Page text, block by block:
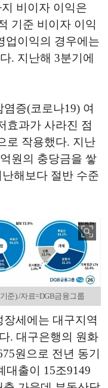
비이자 이익은
기준 비이자 이익
업이익의 경우에는
. 지난해 3분기에
증(코로나19) 여
효과가 사라진 점
로 작용했다. 지난
원의 충당금을 쌓
해보다 절반 수준
준)./자료=DGB금융그룹
세에는 대구지역
. 대구은행의 원화
원으로 전년 동기
대출이 15조9149